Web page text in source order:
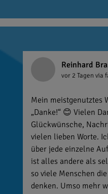
Reinhard
vor 2 Tagen via
Mein meistgenutztes
„Danke!“ 😊 Vielen
Glückwünsche,
vielen lieben Worte.
über jede einzelne
ist alles andere als
so viele Menschen
denken. Umso mehr